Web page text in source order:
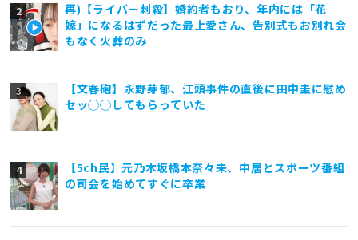
再)【ライバー刺殺】婚約者もおり、年内には「花
嫁」になるはずだった最上愛さん、告別式もお別れ会
もなく火葬のみ
【文春砲】永野芽郁、江頭事件の直後に田中圭に慰め
セッ◯◯してもらっていた
【5ch民】元乃木坂橋本奈々未、中居とスポーツ番組
の司会を始めてすぐに卒業